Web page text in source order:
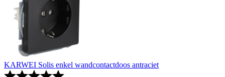
KARWEI Solis enkel wandcontactdoos antraciet